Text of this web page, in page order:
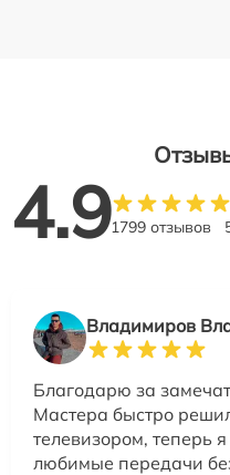
4.91799 отзывов
Владимиров
Благодарю за
Мастера быстро
телевизором, теперь
любимые передачи